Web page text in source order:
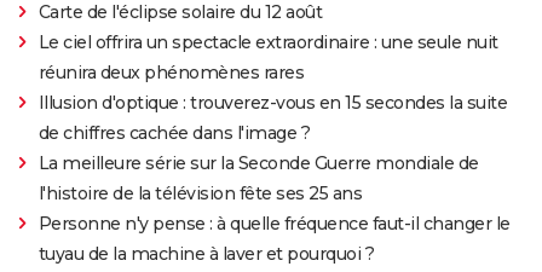
Carte de l'éclipse solaire du 12 août
Le ciel offrira un spectacle extraordinaire : une seule nuit
réunira deux phénomènes rares
Illusion d'optique : trouverez-vous en 15 secondes la suite
de chiffres cachée dans l'image ?
La meilleure série sur la Seconde Guerre mondiale de
l'histoire de la télévision fête ses 25 ans
Personne n'y pense : à quelle fréquence faut-il changer le
tuyau de la machine à laver et pourquoi ?